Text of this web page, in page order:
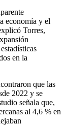
economía y el
Torres,
en la
que las
2022 y se
señala que,
al 4,6 % en